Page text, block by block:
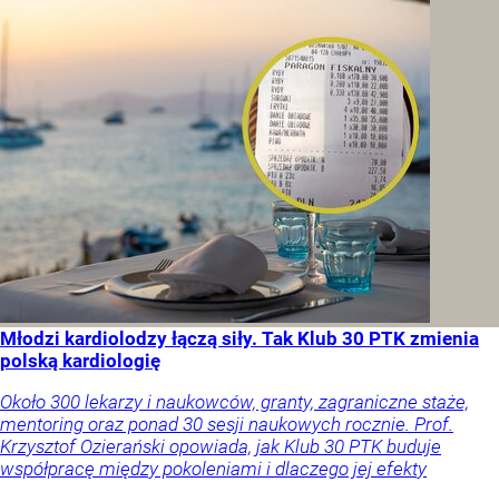
Młodzi kardiolodzy łączą siły. Tak Klub 30 PTK zmienia
polską kardiologię
Około 300 lekarzy i naukowców, granty, zagraniczne staże,
mentoring oraz ponad 30 sesji naukowych rocznie. Prof.
Krzysztof Ozierański opowiada, jak Klub 30 PTK buduje
współpracę między pokoleniami i dlaczego jej efekty